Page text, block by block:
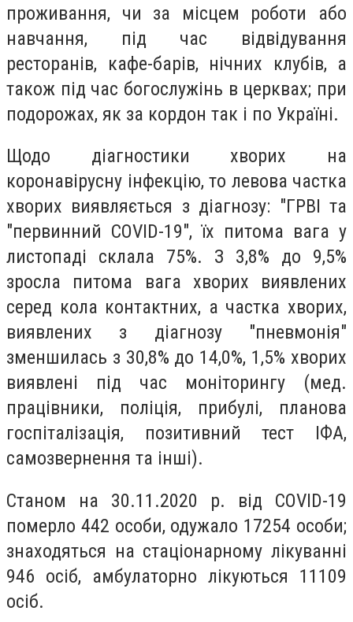
проживання, чи за місцем роботи або
навчання, під час відвідування
ресторанів, кафе-барів, нічних клубів, а
також під час богослужінь в церквах; при
подорожах, як за кордон так і по Україні.
Щодо діагностики хворих на
коронавірусну інфекцію, то левова частка
хворих виявляється з діагнозу: "ГРВІ та
"первинний COVID-19", їх питома вага у
листопаді склала 75%. З 3,8% до 9,5%
зросла питома вага хворих виявлених
серед кола контактних, а частка хворих,
виявлених з діагнозу "пневмонія"
зменшилась з 30,8% до 14,0%, 1,5% хворих
виявлені під час моніторингу (мед.
працівники, поліція, прибулі, планова
госпіталізація, позитивний тест ІФА,
самозвернення та інші).
Станом на 30.11.2020 р. від COVID-19
померло 442 особи, одужало 17254 особи;
знаходяться на стаціонарному лікуванні
946 осіб, амбулаторно лікуються 11109
осіб.